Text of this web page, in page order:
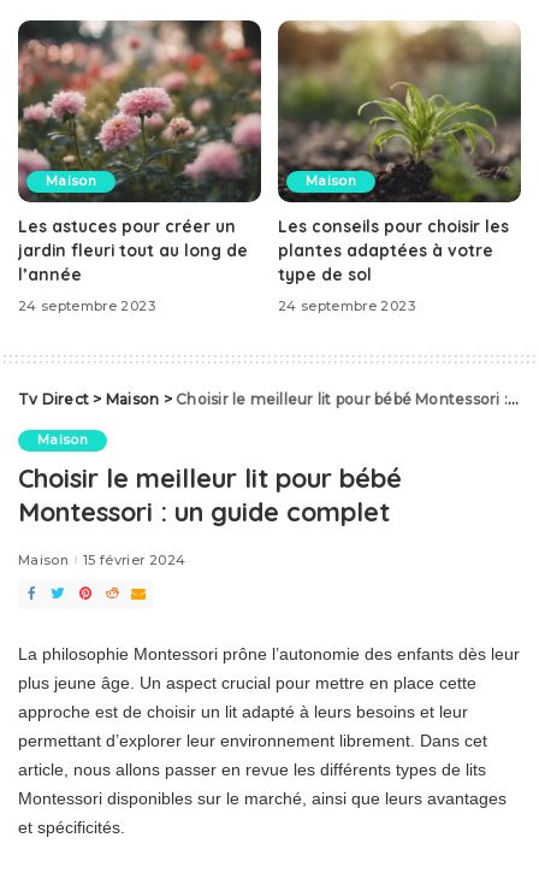
Maison
Les astuces pour créer un
jardin fleuri tout au long de
l’année
24 septembre 2023
Maison
Les conseils pour choisir les
plantes adaptées à votre
type de sol
24 septembre 2023
Tv Direct > Maison > Choisir le meilleur lit pour bébé Montessori : un guide complet
Maison
Choisir le meilleur lit pour bébé
Montessori : un guide complet
Maison 15 février 2024
La philosophie Montessori prône l’autonomie des enfants dès leur
plus jeune âge. Un aspect crucial pour mettre en place cette
approche est de choisir un lit adapté à leurs besoins et leur
permettant d’explorer leur environnement librement. Dans cet
article, nous allons passer en revue les différents types de lits
Montessori disponibles sur le marché, ainsi que leurs avantages
et spécificités.